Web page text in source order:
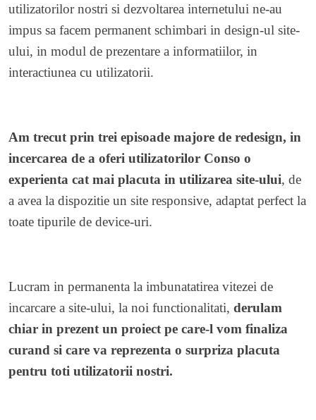
utilizatorilor nostri si dezvoltarea internetului ne-au
impus sa facem permanent schimbari in design-ul site-
ului, in modul de prezentare a informatiilor, in
interactiunea cu utilizatorii.
Am trecut prin trei episoade majore de redesign, in
incercarea de a oferi utilizatorilor Conso o
experienta cat mai placuta in utilizarea site-ului, de
a avea la dispozitie un site responsive, adaptat perfect la
toate tipurile de device-uri.
Lucram in permanenta la imbunatatirea vitezei de
incarcare a site-ului, la noi functionalitati, derulam
chiar in prezent un proiect pe care-l vom finaliza
curand si care va reprezenta o surpriza placuta
pentru toti utilizatorii nostri.